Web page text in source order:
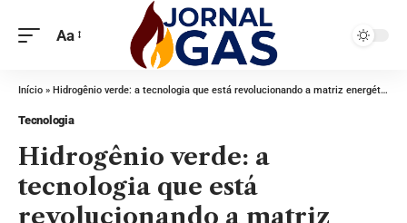
Aa
Início » Hidrogênio verde: a tecnologia que está revolucionando a matriz energética mundial
Tecnologia
Hidrogênio verde: a
tecnologia que está
revolucionando a matriz